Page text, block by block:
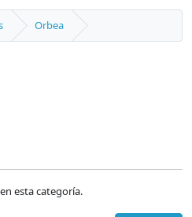
Orbea
esta categoría.